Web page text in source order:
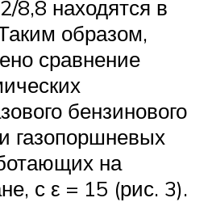
8,8 находятся в
образом,
сравнение
бензинового
газопоршневых
на
с ε = 15 (рис. 3).